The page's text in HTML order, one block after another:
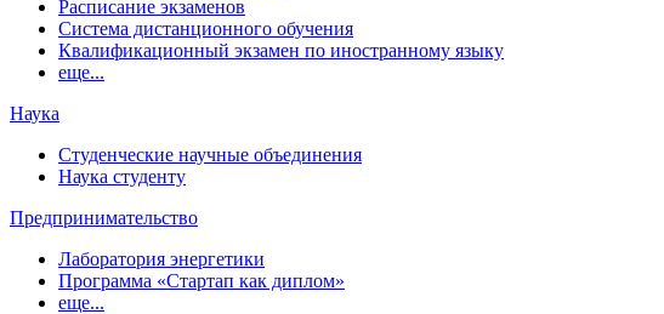
Расписание экзаменов
Система дистанционного обучения
Квалификационный экзамен по иностранному языку
еще...
Наука
Студенческие научные объединения
Наука студенту
Предпринимательство
Лаборатория энергетики
Программа «Стартап как диплом»
еще...